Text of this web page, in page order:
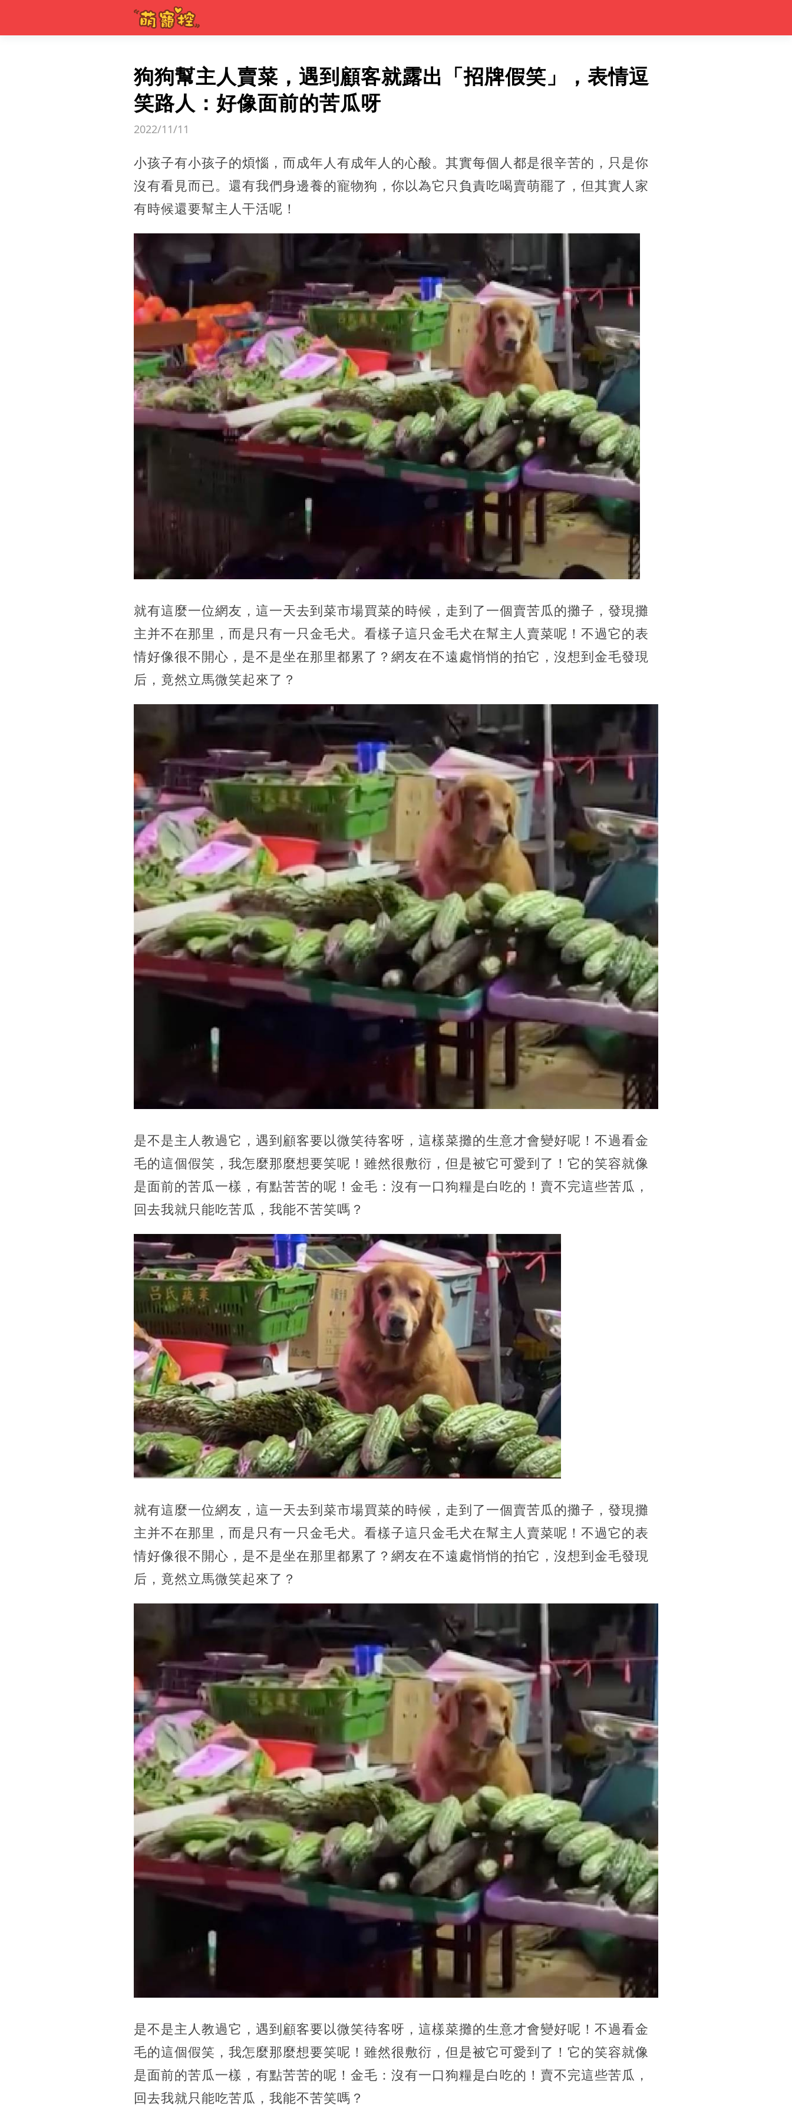
狗狗幫主人賣菜，遇到顧客就露出「招牌假笑」，表情逗
笑路人：好像面前的苦瓜呀
2022/11/11
小孩子有小孩子的煩惱，而成年人有成年人的心酸。其實每個人都是很辛苦的，只是你
沒有看見而已。還有我們身邊養的寵物狗，你以為它只負責吃喝賣萌罷了，但其實人家
有時候還要幫主人干活呢！
就有這麼一位網友，這一天去到菜市場買菜的時候，走到了一個賣苦瓜的攤子，發現攤
主并不在那里，而是只有一只金毛犬。看樣子這只金毛犬在幫主人賣菜呢！不過它的表
情好像很不開心，是不是坐在那里都累了？網友在不遠處悄悄的拍它，沒想到金毛發現
后，竟然立馬微笑起來了？
是不是主人教過它，遇到顧客要以微笑待客呀，這樣菜攤的生意才會變好呢！不過看金
毛的這個假笑，我怎麼那麼想要笑呢！雖然很敷衍，但是被它可愛到了！它的笑容就像
是面前的苦瓜一樣，有點苦苦的呢！金毛：沒有一口狗糧是白吃的！賣不完這些苦瓜，
回去我就只能吃苦瓜，我能不苦笑嗎？
就有這麼一位網友，這一天去到菜市場買菜的時候，走到了一個賣苦瓜的攤子，發現攤
主并不在那里，而是只有一只金毛犬。看樣子這只金毛犬在幫主人賣菜呢！不過它的表
情好像很不開心，是不是坐在那里都累了？網友在不遠處悄悄的拍它，沒想到金毛發現
后，竟然立馬微笑起來了？
是不是主人教過它，遇到顧客要以微笑待客呀，這樣菜攤的生意才會變好呢！不過看金
毛的這個假笑，我怎麼那麼想要笑呢！雖然很敷衍，但是被它可愛到了！它的笑容就像
是面前的苦瓜一樣，有點苦苦的呢！金毛：沒有一口狗糧是白吃的！賣不完這些苦瓜，
回去我就只能吃苦瓜，我能不苦笑嗎？